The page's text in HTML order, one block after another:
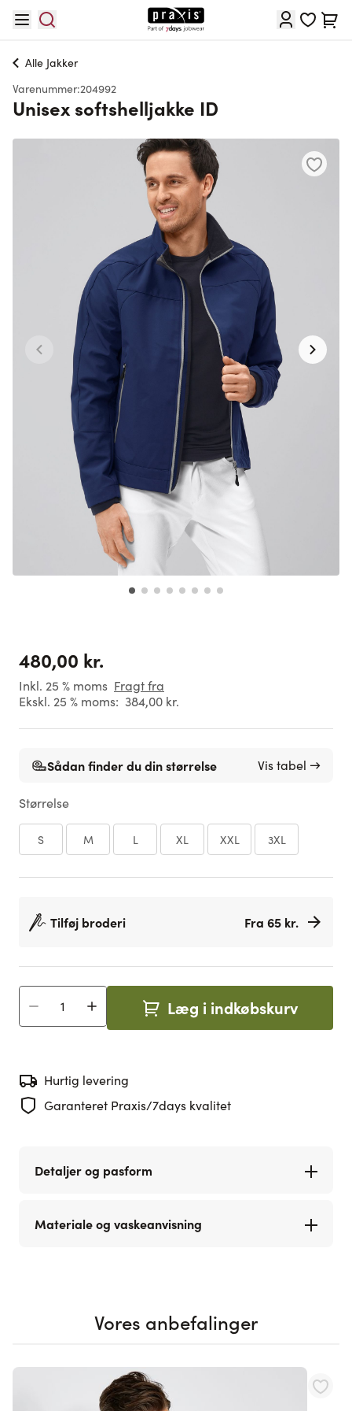
Cart
Alle Jakker
Varenummer:204992
Unisex softshelljakke ID
480,00 kr.
Inkl. 25 % moms Fragt fra
Ekskl. 25 % moms: 384,00 kr.
Sådan finder du din størrelse Vis tabel →
Størrelse
S M L XL XXL 3XL
Tilføj broderi Fra 65 kr.
Antal Læg i indkøbskurv
Hurtig levering
Garanteret Praxis/7days kvalitet
Detaljer og pasform
Materiale og vaskeanvisning
Vores anbefalinger
Navigating through the elements of the carousel is possible
Press to skip carousel
Press to go to carousel navigation